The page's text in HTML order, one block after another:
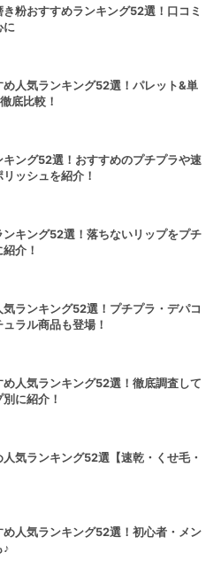
粉おすすめランキング52選！口コミ
に
め人気ランキング52選！パレット&単
底比較！
キング52選！おすすめのプチプラや速
ッシュを紹介！
ンキング52選！落ちないリップをプチ
介！
ランキング52選！プチプラ・デパコ
ラル商品も登場！
人気ランキング52選！徹底調査して
に紹介！
人気ランキング52選【速乾・くせ毛・
人気ランキング52選！初心者・メン
♪